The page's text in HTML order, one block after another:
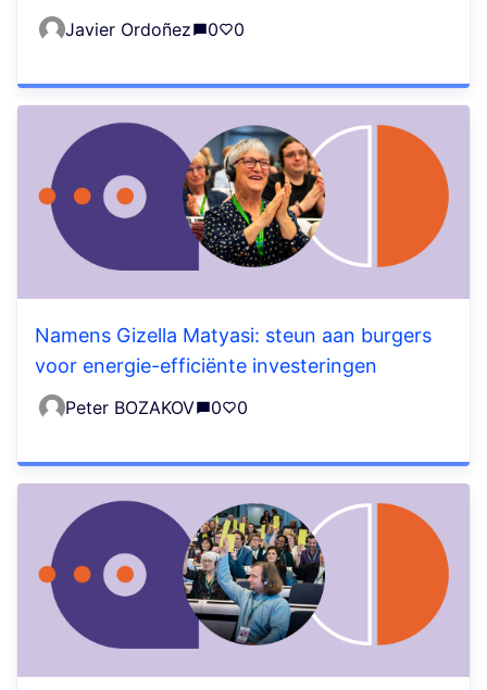
Javier Ordoñez 0 0
Namens Gizella Matyasi: steun aan burgers
voor energie-efficiënte investeringen
Peter BOZAKOV 0 0